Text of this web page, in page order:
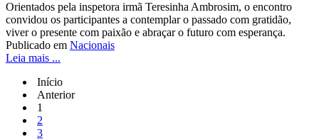
Orientados pela inspetora irmã Teresinha Ambrosim, o encontro
convidou os participantes a contemplar o passado com gratidão,
viver o presente com paixão e abraçar o futuro com esperança.
Publicado em Nacionais
Leia mais ...
Início
Anterior
1
2
3